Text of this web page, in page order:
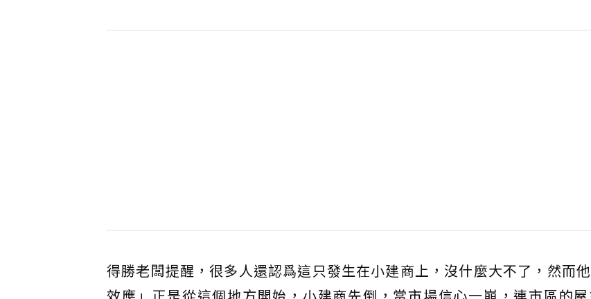
得勝老闆提醒，很多人還認爲這只發生在小建商上，沒什麼大不了，然而